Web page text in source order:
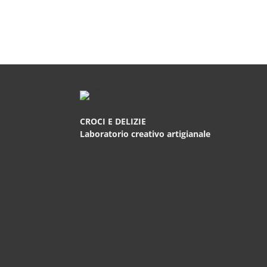
CROCI E DELIZIE
Laboratorio creativo artigianale